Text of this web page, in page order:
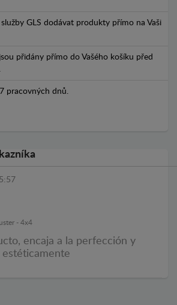
GLS dodávat produkty přímo na Vaši
přidány přímo do Vašého košíku před
pracovných dnů.
- 4x4
encaja a la perfección y